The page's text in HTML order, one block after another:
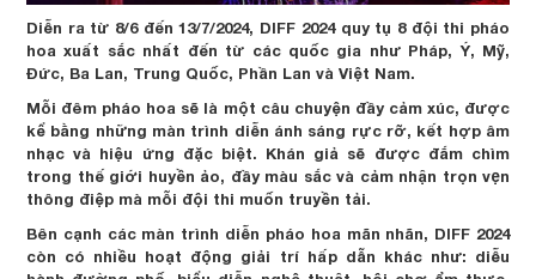
Diễn ra từ 8/6 đến 13/7/2024, DIFF 2024 quy tụ 8 đội thi pháo
hoa xuất sắc nhất đến từ các quốc gia như Pháp, Ý, Mỹ,
Đức, Ba Lan, Trung Quốc, Phần Lan và Việt Nam.
Mỗi đêm pháo hoa sẽ là một câu chuyện đầy cảm xúc, được
kể bằng những màn trình diễn ánh sáng rực rỡ, kết hợp âm
nhạc và hiệu ứng đặc biệt. Khán giả sẽ được đắm chìm
trong thế giới huyền ảo, đầy màu sắc và cảm nhận trọn vẹn
thông điệp mà mỗi đội thi muốn truyền tải.
Bên cạnh các màn trình diễn pháo hoa mãn nhãn, DIFF 2024
còn có nhiều hoạt động giải trí hấp dẫn khác như: diễu